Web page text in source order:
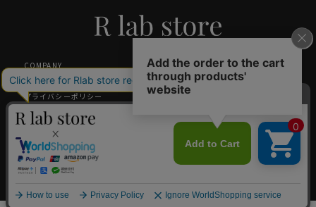
COMPANY
SHOPPING GUIDE
特定商取引法に基づく表記
返品・交換について
プライバシーポリシー
メルマガ登録
採用情報
中国小红书旗舰店（唯一官方）
GLOBAL SHOPPING GUIDANCE
お問い合わせ